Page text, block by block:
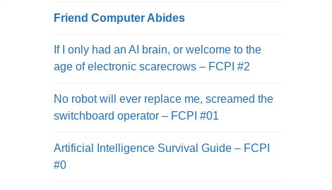
Friend Computer Abides
If I only had an AI brain, or welcome to the
age of electronic scarecrows – FCPI #2
No robot will ever replace me, screamed the
switchboard operator – FCPI #01
Artificial Intelligence Survival Guide – FCPI
#0